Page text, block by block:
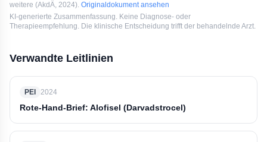
weitere (AkdÄ, 2024). Originaldokument ansehen
KI-generierte Zusammenfassung. Keine Diagnose- oder
Therapieempfehlung. Die klinische Entscheidung trifft der behandelnde Arzt.
Verwandte Leitlinien
PEI 2024
Rote-Hand-Brief: Alofisel (Darvadstrocel)